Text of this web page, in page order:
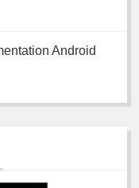
Android